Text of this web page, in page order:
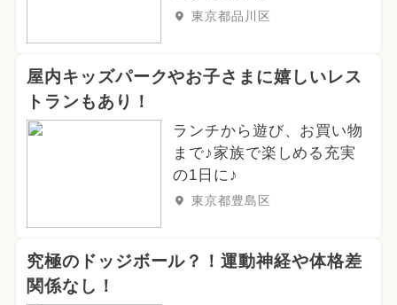
東京都品川区
屋内キッズパークやお子さまに嬉しいレス
トランもあり！
ランチから遊び、お買い物
まで♪家族で楽しめる充実
の1日に♪
東京都豊島区
究極のドッジボール？！運動神経や体格差
関係なし！